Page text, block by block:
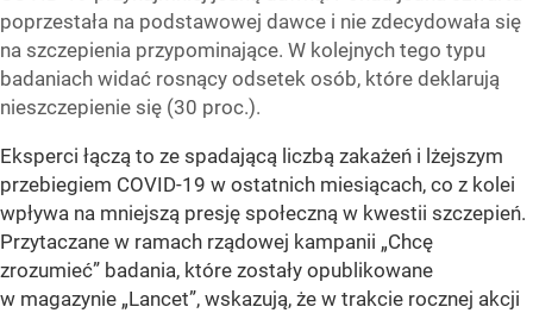
poprzestała na podstawowej dawce i nie zdecydowała się
na szczepienia przypominające. W kolejnych tego typu
badaniach widać rosnący odsetek osób, które deklarują
nieszczepienie się (30 proc.).
Eksperci łączą to ze spadającą liczbą zakażeń i lżejszym
przebiegiem COVID-19 w ostatnich miesiącach, co z kolei
wpływa na mniejszą presję społeczną w kwestii szczepień.
Przytaczane w ramach rządowej kampanii „Chcę
zrozumieć” badania, które zostały opublikowane
w magazynie „Lancet”, wskazują, że w trakcie rocznej akcji